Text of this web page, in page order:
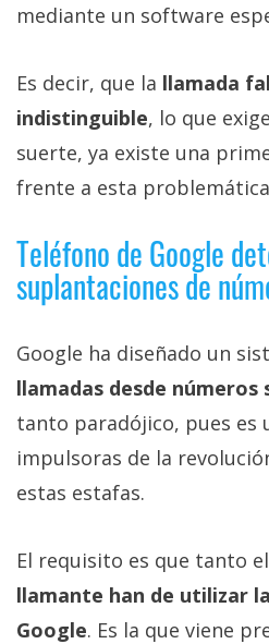
mediante un software
Es decir, que la llamada
indistinguible, lo que
suerte, ya existe una
frente a esta
Teléfono de Google
suplantaciones de
Google ha diseñado un
llamadas desde números
tanto paradójico, pues es
impulsoras de la
estas estafas.
El requisito es que tanto el
llamante han de utilizar
Google. Es la que viene